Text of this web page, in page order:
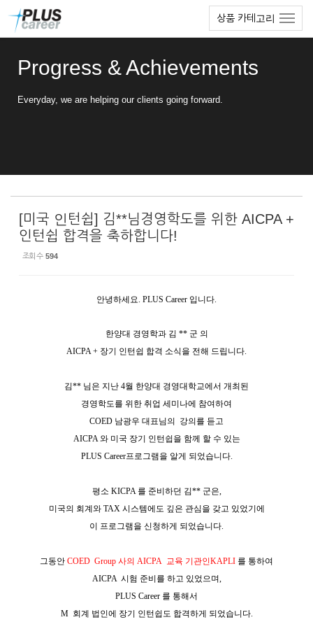
상품 카테고리
Progress & Achievements
Everyday, we are helping our clients going forward.
[미국 인턴쉽] 김**님경영학도를 위한 AICPA +
인턴쉽 합격을 축하합니다!
조회 수 594
안녕하세요. PLUS Career 입니다.
한양대 경영학과 김 ** 군 의
AICPA + 장기 인턴쉽 합격 소식을 전해 드립니다.
김** 님은 지난 4월 한양대 경영대학교에서 개최된
경영학도를 위한 취업 세미나에 참여하여
COED 남광우 대표님의
강의를 듣고
AICPA와 미국 장기 인턴쉽을 함께 할 수 있는
PLUS Career프로그램을 알게 되었습니다.
평소 KICPA 를 준비하던 김** 군은,
미국의 회계와 TAX 시스템에도 깊은 관심을 갖고 있었기에
이 프로그램을 신청하게 되었습니다.
그동안 COED Group 사의 AICPA 교육 기관인KAPLI 를 통하여
AICPA 시험 준비를 하고 있었으며,
PLUS Career 를 통해서
M 회계 법인에 장기 인턴쉽도 합격하게 되었습니다.